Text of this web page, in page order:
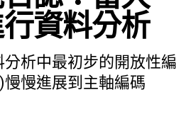
資料分析
析中最初步的開放性編
慢進展到主軸編碼